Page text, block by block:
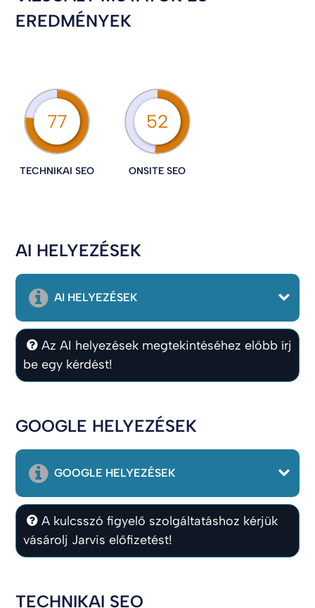
EREDMÉNYEK
77
TECHNIKAI SEO
52
ONSITE SEO
AI HELYEZÉSEK
AI HELYEZÉSEK
Az AI helyezések megtekintéséhez előbb írj
be egy kérdést!
GOOGLE HELYEZÉSEK
GOOGLE HELYEZÉSEK
A kulcsszó figyelő szolgáltatáshoz kérjük
vásárolj Jarvis előfizetést!
TECHNIKAI SEO